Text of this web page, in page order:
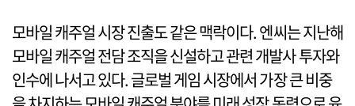
모바일 캐주얼 시장 진출도 같은 맥락이다. 엔씨는 지난해
모바일 캐주얼 전담 조직을 신설하고 관련 개발사 투자와
인수에 나서고 있다. 글로벌 게임 시장에서 가장 큰 비중